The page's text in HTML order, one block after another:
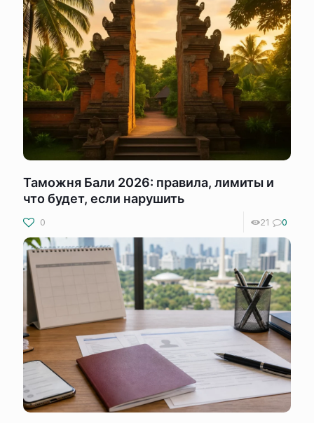
Таможня Бали 2026: правила, лимиты и
что будет, если нарушить
0 21 0